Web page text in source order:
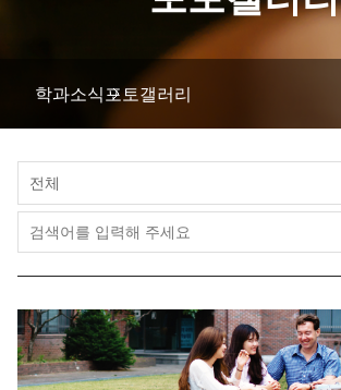
학과소식 포토갤러리
전체